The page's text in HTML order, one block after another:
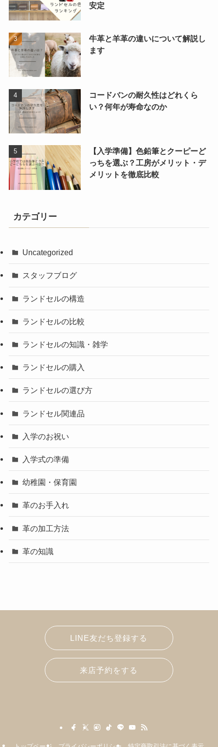
安定
牛革と羊革の違いについて解説し
ます
コードバンの耐久性はどれくら
い？何年が寿命なのか
【入学準備】色鉛筆とクーピーど
っちを選ぶ？工房がメリット・デ
メリットを徹底比較
カテゴリー
Uncategorized
スタッフブログ
ランドセルの構造
ランドセルの比較
ランドセルの知識・雑学
ランドセルの購入
ランドセルの選び方
ランドセル関連品
入学のお祝い
入学式の準備
幼稚園・保育園
革のお手入れ
革の加工方法
革の知識
LINE友だち登録する
来店予約をする